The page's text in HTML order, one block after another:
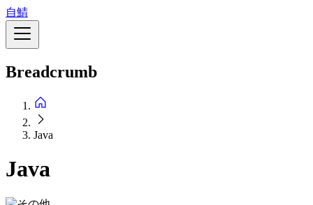
メ
イ
ン
ン
自鯖
Breadcrumb
Java
Java